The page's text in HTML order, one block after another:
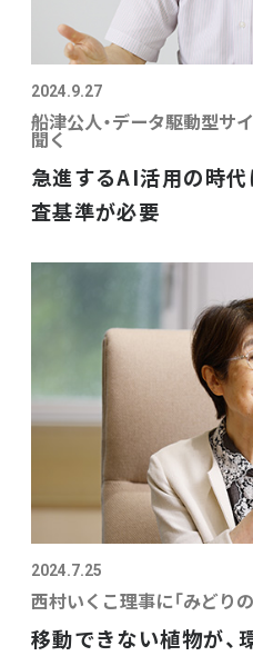
2024.9.27
船津公人・データ駆動型サ
聞く
急進するAI活用の時
査基準が必要
2024.7.25
西村いくこ理事に「みどり
移動できない植物が、